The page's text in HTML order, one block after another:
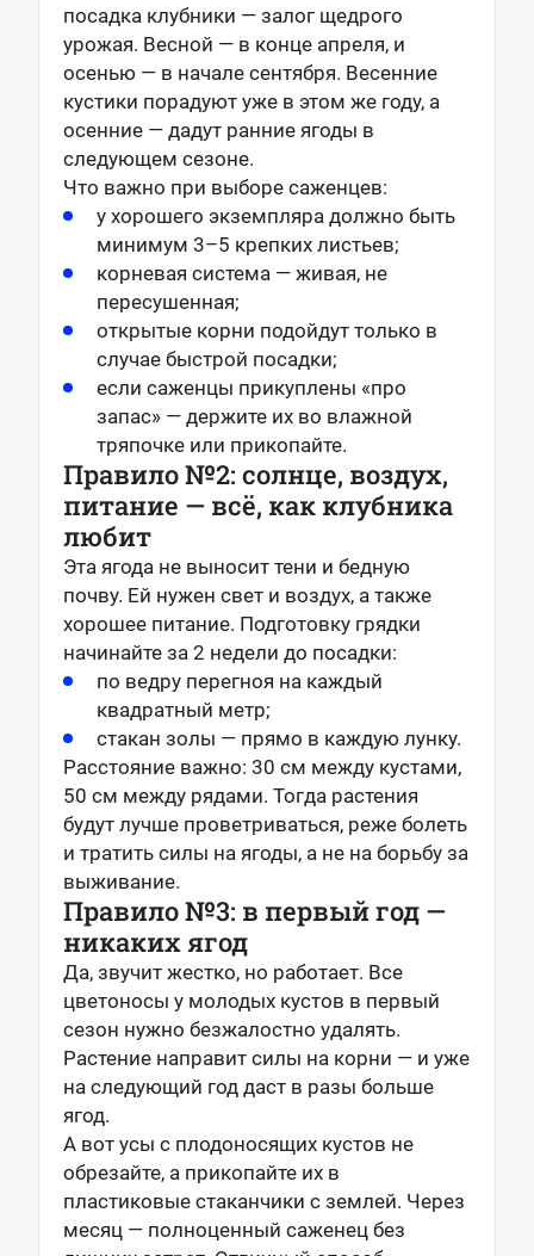
посадка клубники — залог щедрого
урожая. Весной — в конце апреля, и
осенью — в начале сентября. Весенние
кустики порадуют уже в этом же году, а
осенние — дадут ранние ягоды в
следующем сезоне.
Что важно при выборе саженцев:
у хорошего экземпляра должно быть
минимум 3–5 крепких листьев;
корневая система — живая, не
пересушенная;
открытые корни подойдут только в
случае быстрой посадки;
если саженцы прикуплены «про
запас» — держите их во влажной
тряпочке или прикопайте.
Правило №2: солнце, воздух,
питание — всё, как клубника
любит
Эта ягода не выносит тени и бедную
почву. Ей нужен свет и воздух, а также
хорошее питание. Подготовку грядки
начинайте за 2 недели до посадки:
по ведру перегноя на каждый
квадратный метр;
стакан золы — прямо в каждую лунку.
Расстояние важно: 30 см между кустами,
50 см между рядами. Тогда растения
будут лучше проветриваться, реже болеть
и тратить силы на ягоды, а не на борьбу за
выживание.
Правило №3: в первый год —
никаких ягод
Да, звучит жестко, но работает. Все
цветоносы у молодых кустов в первый
сезон нужно безжалостно удалять.
Растение направит силы на корни — и уже
на следующий год даст в разы больше
ягод.
А вот усы с плодоносящих кустов не
обрезайте, а прикопайте их в
пластиковые стаканчики с землей. Через
месяц — полноценный саженец без